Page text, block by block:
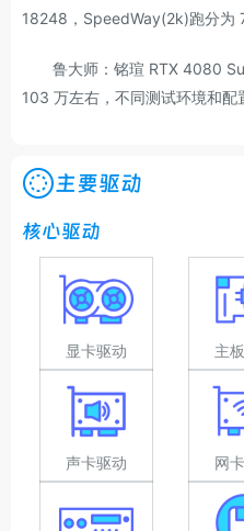
18248，SpeedWay(2k)跑分为
鲁大师：铭瑄 RTX 4080
103 万左右，不同测试环境和配
主要驱动
核心驱动
显卡驱动 主
声卡驱动 网